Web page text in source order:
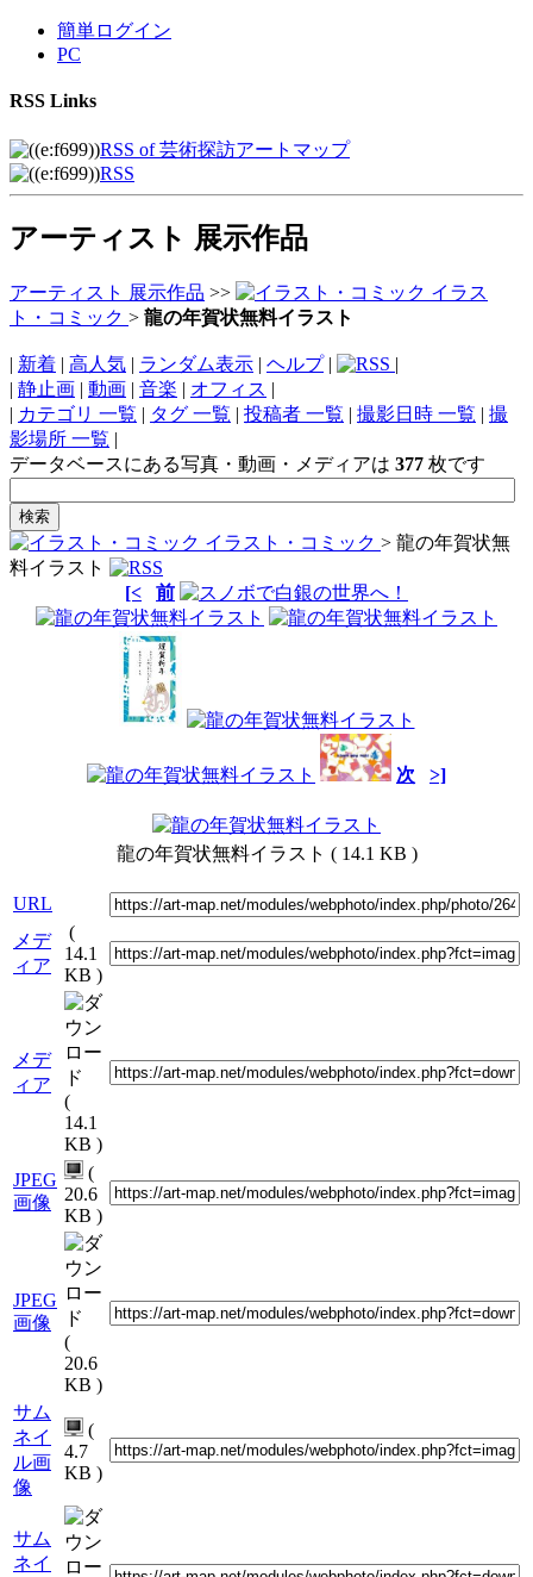
簡単ログイン
PC
RSS Links
RSS of 芸術探訪アートマップ
RSS
アーティスト 展示作品
アーティスト 展示作品 >>
イラス
ト・コミック > 龍の年賀状無料イラスト
| 新着 | 高人気 | ランダム表示 | ヘルプ|
|
| 静止画 | 動画 | 音楽 | オフィス |
| カテゴリ 一覧 | タグ 一覧 | 投稿者 一覧 | 撮影日時 一覧 | 撮
影場所 一覧 |
データベースにある写真・動画・メディアは 377 枚です
イラスト・コミック > 龍の年賀状無
料イラスト
[<
前
次 >]
龍の年賀状無料イラスト ( 14.1 KB )
URL
メデ
ィア
(
14.1
KB )
メデ
ィア
(
14.1
KB )
JPEG
画像
(
20.6
KB )
JPEG
画像
(
20.6
KB )
サム
ネイ
ル画
像
(
4.7
KB )
サム
ネイ